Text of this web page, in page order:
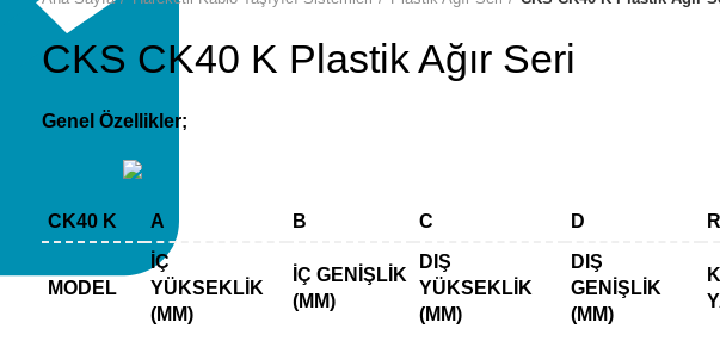
CKS CK40 K Plastik Ağır Seri
Genel Özellikler;
CK40 K A B C D R
MODEL
İÇ
YÜKSEKLIK
(MM)
İÇ GENIŞLIK
(MM)
DIŞ
YÜKSEKLIK
(MM)
DIŞ
GENIŞLIK
(MM)